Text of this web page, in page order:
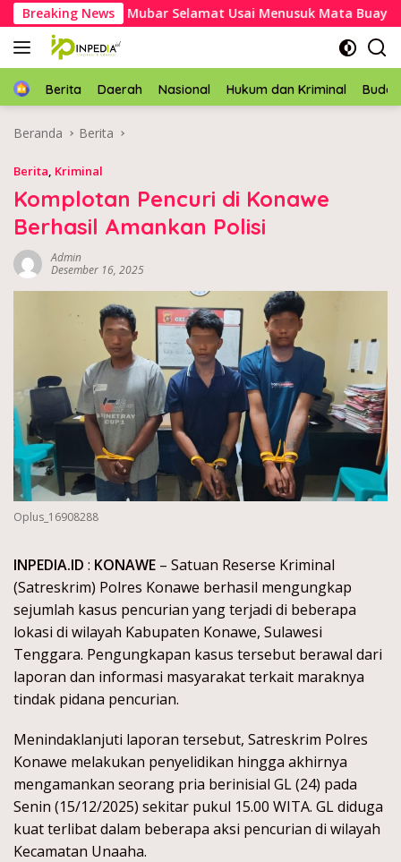
Langsung
ke
konten
Breaking News
Kakek Asal Mubar Selamat Usai Menusuk Mata Buaya
HomeBerita Daerah Nasional Hukum dan Kriminal
Beranda Berita
Berita, Kriminal
Komplotan Pencuri di Konawe
Berhasil Amankan Polisi
Admin
Desember 16, 2025
Oplus_16908288
INPEDIA.ID : KONAWE – Satuan Reserse Kriminal
(Satreskrim) Polres Konawe berhasil mengungkap
sejumlah kasus pencurian yang terjadi di beberapa
lokasi di wilayah Kabupaten Konawe, Sulawesi
Tenggara. Pengungkapan kasus tersebut berawal dari
laporan dan informasi masyarakat terkait maraknya
tindak pidana pencurian.
Menindaklanjuti laporan tersebut, Satreskrim Polres
Konawe melakukan penyelidikan hingga akhirnya
mengamankan seorang pria berinisial GL (24) pada
Senin (15/12/2025) sekitar pukul 15.00 WITA. GL diduga
kuat terlibat dalam beberapa aksi pencurian di wilayah
Kecamatan Unaaha.